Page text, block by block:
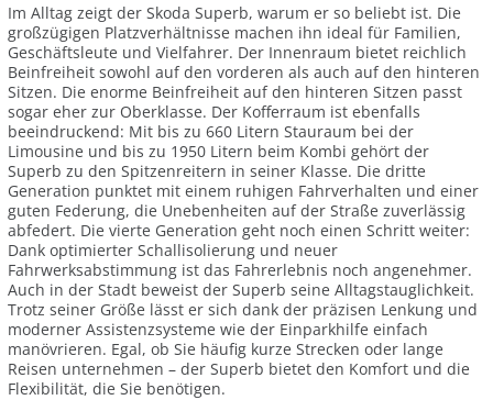
Im Alltag zeigt der Skoda Superb, warum er so beliebt ist. Die
großzügigen Platzverhältnisse machen ihn ideal für Familien,
Geschäftsleute und Vielfahrer. Der Innenraum bietet reichlich
Beinfreiheit sowohl auf den vorderen als auch auf den hinteren
Sitzen. Die enorme Beinfreiheit auf den hinteren Sitzen passt
sogar eher zur Oberklasse. Der Kofferraum ist ebenfalls
beeindruckend: Mit bis zu 660 Litern Stauraum bei der
Limousine und bis zu 1950 Litern beim Kombi gehört der
Superb zu den Spitzenreitern in seiner Klasse. Die dritte
Generation punktet mit einem ruhigen Fahrverhalten und einer
guten Federung, die Unebenheiten auf der Straße zuverlässig
abfedert. Die vierte Generation geht noch einen Schritt weiter:
Dank optimierter Schallisolierung und neuer
Fahrwerksabstimmung ist das Fahrerlebnis noch angenehmer.
Auch in der Stadt beweist der Superb seine Alltagstauglichkeit.
Trotz seiner Größe lässt er sich dank der präzisen Lenkung und
moderner Assistenzsysteme wie der Einparkhilfe einfach
manövrieren. Egal, ob Sie häufig kurze Strecken oder lange
Reisen unternehmen – der Superb bietet den Komfort und die
Flexibilität, die Sie benötigen.